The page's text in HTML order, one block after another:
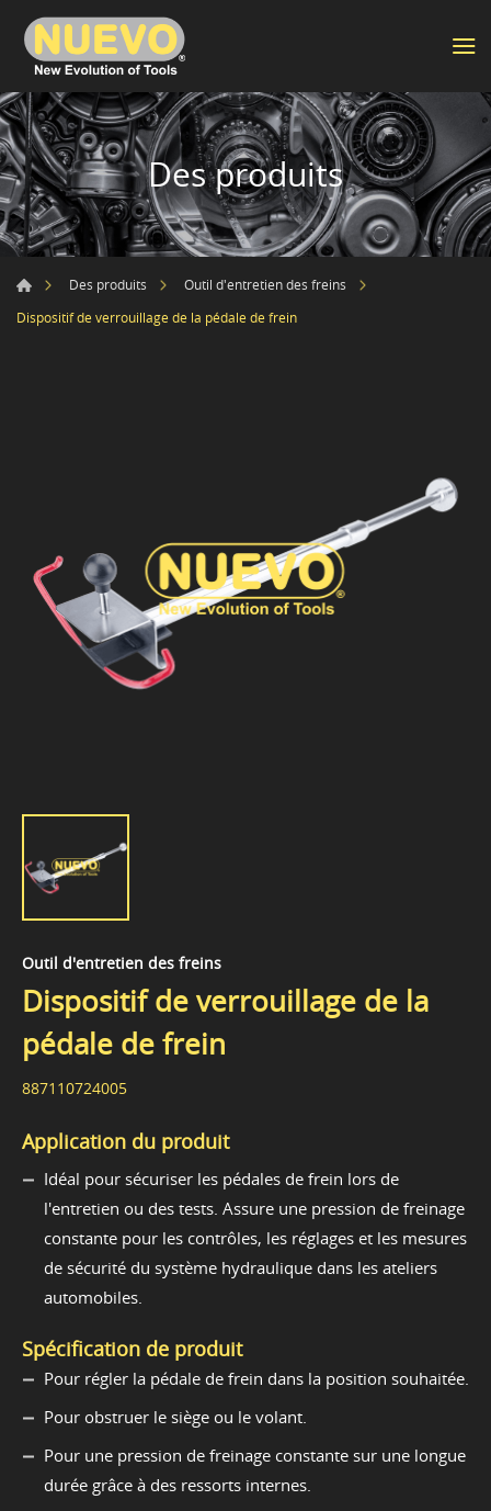
Des produits
Des produits
Outil d'entretien des freins
Dispositif de verrouillage de la pédale de frein
Outil d'entretien des freins
Dispositif de verrouillage de la
pédale de frein
887110724005
Application du produit
Idéal pour sécuriser les pédales de frein lors de
l'entretien ou des tests. Assure une pression de freinage
constante pour les contrôles, les réglages et les mesures
de sécurité du système hydraulique dans les ateliers
automobiles.
Spécification de produit
Pour régler la pédale de frein dans la position souhaitée.
Pour obstruer le siège ou le volant.
Pour une pression de freinage constante sur une longue
durée grâce à des ressorts internes.